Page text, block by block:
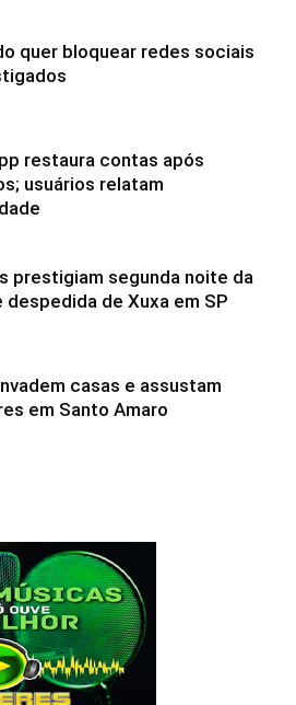
quer bloquear redes sociais
restaura contas após
usuários relatam
prestigiam segunda noite da
despedida de Xuxa em SP
casas e assustam
em Santo Amaro